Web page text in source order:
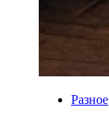
Разное